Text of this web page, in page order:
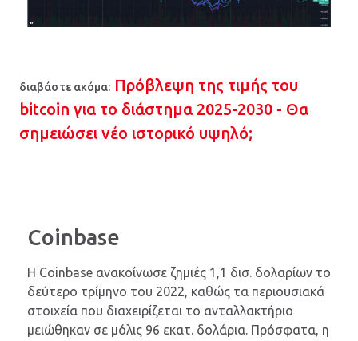
διαβάστε ακόμα: Πρόβλεψη της τιμής του
bitcoin για το διάστημα 2025-2030 - Θα
σημειώσει νέο ιστορικό υψηλό;
Coinbase
Η Coinbase ανακοίνωσε ζημιές 1,1 δισ. δολαρίων το
δεύτερο τρίμηνο του 2022, καθώς τα περιουσιακά
στοιχεία που διαχειρίζεται το ανταλλακτήριο
μειώθηκαν σε μόλις 96 εκατ. δολάρια. Πρόσφατα, η